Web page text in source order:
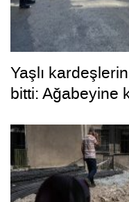
Yaşlı
bitti: Ağabeyine